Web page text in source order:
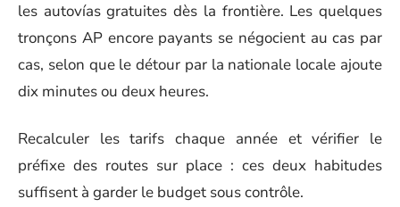
les autovías gratuites dès la frontière. Les quelques
tronçons AP encore payants se négocient au cas par
cas, selon que le détour par la nationale locale ajoute
dix minutes ou deux heures.
Recalculer les tarifs chaque année et vérifier le
préfixe des routes sur place : ces deux habitudes
suffisent à garder le budget sous contrôle.